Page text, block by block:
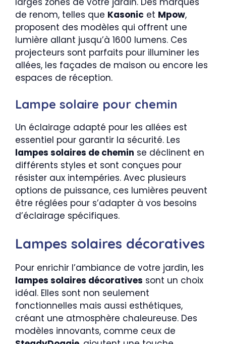
de renom, telles que Kasonic et Mpow,
proposent des modèles qui offrent une
lumière allant jusqu’à 1600 lumens. Ces
projecteurs sont parfaits pour illuminer les
allées, les façades de maison ou encore les
espaces de réception.
Lampe solaire pour chemin
Un éclairage adapté pour les allées est
essentiel pour garantir la sécurité. Les
lampes solaires de chemin se déclinent en
différents styles et sont conçues pour
résister aux intempéries. Avec plusieurs
options de puissance, ces lumières peuvent
être réglées pour s’adapter à vos besoins
d’éclairage spécifiques.
Lampes solaires décoratives
Pour enrichir l’ambiance de votre jardin, les
lampes solaires décoratives sont un choix
idéal. Elles sont non seulement
fonctionnelles mais aussi esthétiques,
créant une atmosphère chaleureuse. Des
modèles innovants, comme ceux de